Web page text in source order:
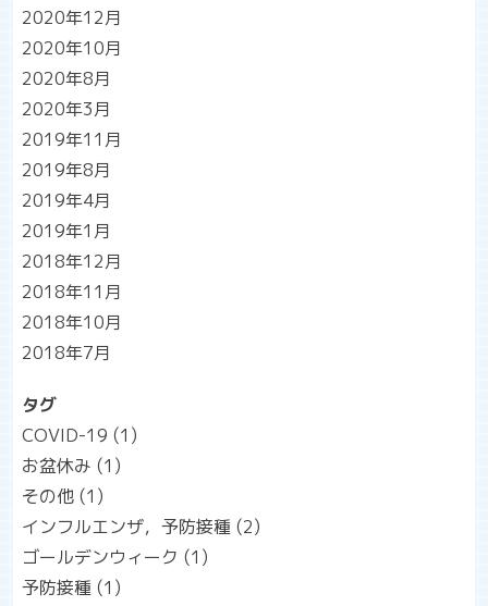
2020年12月
2020年10月
2020年8月
2020年3月
2019年11月
2019年8月
2019年4月
2019年1月
2018年12月
2018年11月
2018年10月
2018年7月
タグ
COVID-19 (1)
お盆休み (1)
その他 (1)
インフルエンザ，予防接種 (2)
ゴールデンウィーク (1)
予防接種 (1)